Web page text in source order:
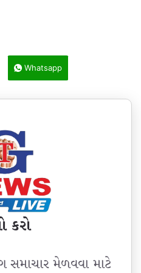
Whatsapp
કરો
સમાચાર મેળવવા માટે